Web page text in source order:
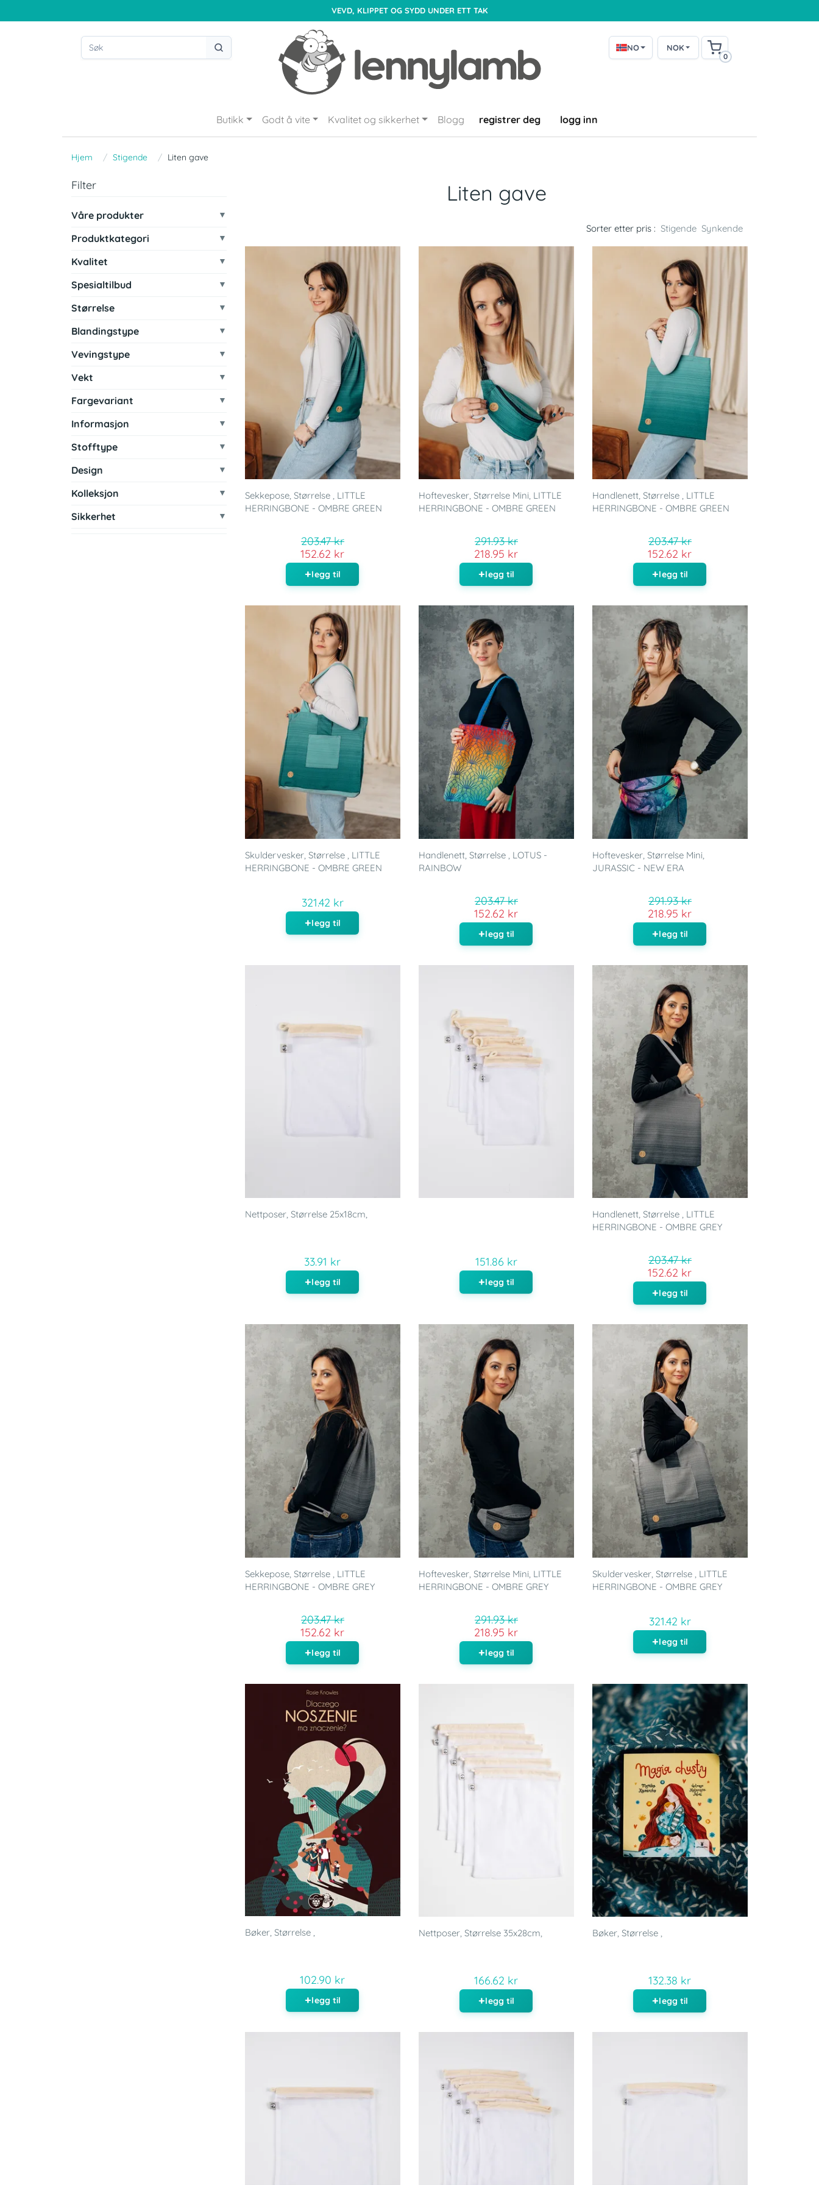
VEVD, KLIPPET OG SYDD UNDER ETT TAK
NO NOK
0
Butikk Godt å vite Kvalitet og sikkerhet Blogg registrer deg logg inn
Hjem Stigende Liten gave
Filter
Våre produkter
Produktkategori
Kvalitet
Spesialtilbud
Størrelse
Blandingstype
Vevingstype
Vekt
Fargevariant
Informasjon
Stofftype
Design
Kolleksjon
Sikkerhet
Liten gave
Sorter etter pris : Stigende Synkende
Sekkepose, Størrelse , LITTLE
HERRINGBONE - OMBRE GREEN
203.47 kr
152.62 kr
legg til
Hoftevesker, Størrelse Mini, LITTLE
HERRINGBONE - OMBRE GREEN
291.93 kr
218.95 kr
legg til
Handlenett, Størrelse , LITTLE
HERRINGBONE - OMBRE GREEN
203.47 kr
152.62 kr
legg til
Skuldervesker, Størrelse , LITTLE
HERRINGBONE - OMBRE GREEN
321.42 kr
legg til
Handlenett, Størrelse , LOTUS -
RAINBOW
203.47 kr
152.62 kr
legg til
Hoftevesker, Størrelse Mini,
JURASSIC - NEW ERA
291.93 kr
218.95 kr
legg til
Nettposer, Størrelse 25x18cm,
33.91 kr
legg til
151.86 kr
legg til
Handlenett, Størrelse , LITTLE
HERRINGBONE - OMBRE GREY
203.47 kr
152.62 kr
legg til
Sekkepose, Størrelse , LITTLE
HERRINGBONE - OMBRE GREY
203.47 kr
152.62 kr
legg til
Hoftevesker, Størrelse Mini, LITTLE
HERRINGBONE - OMBRE GREY
291.93 kr
218.95 kr
legg til
Skuldervesker, Størrelse , LITTLE
HERRINGBONE - OMBRE GREY
321.42 kr
legg til
Bøker, Størrelse ,
102.90 kr
legg til
Nettposer, Størrelse 35x28cm,
166.62 kr
legg til
Bøker, Størrelse ,
132.38 kr
legg til